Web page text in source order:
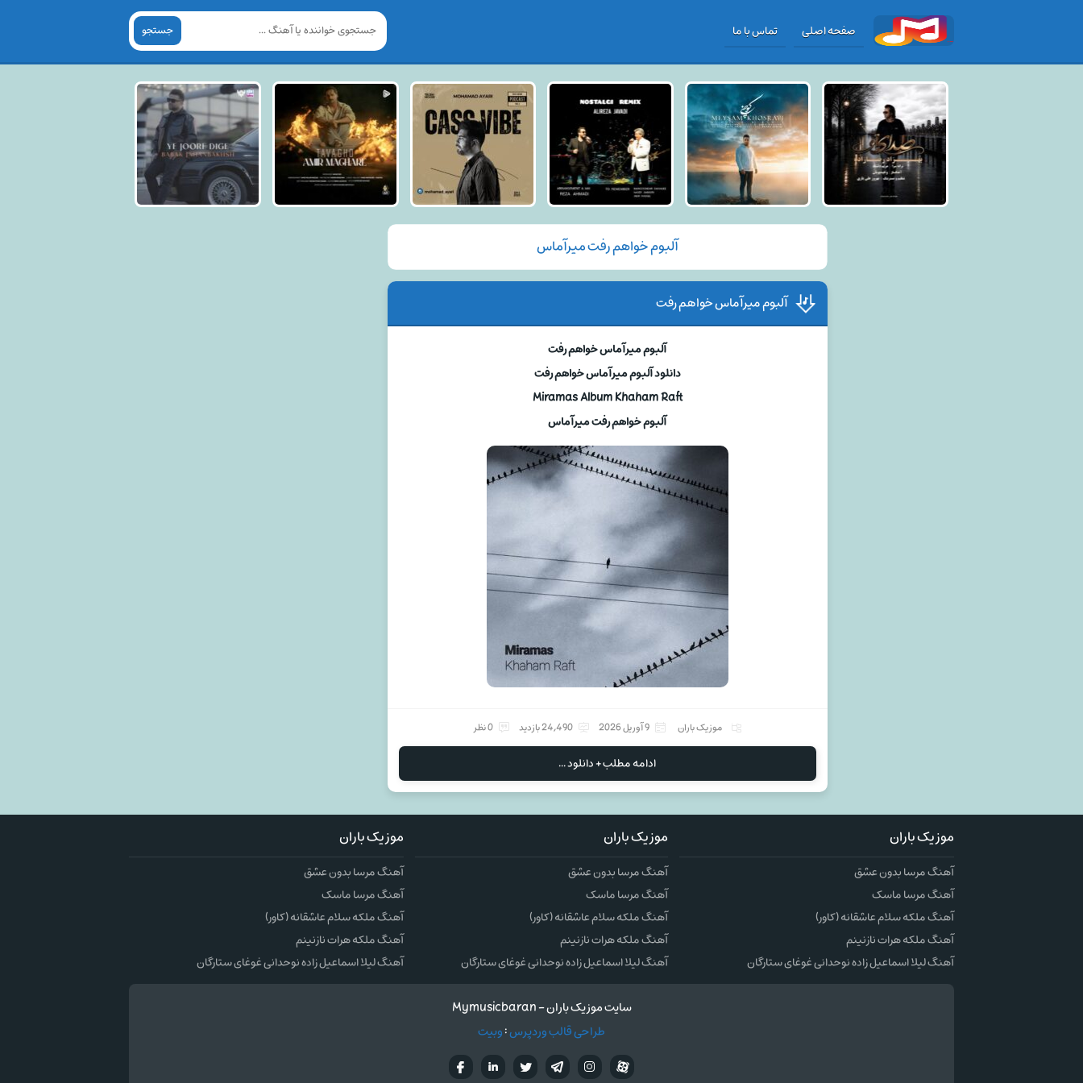
صفحه اصلی تماس با ما جستجو
آلبوم خواهم رفت میرآماس
آلبوم میرآماس خواهم رفت
آلبوم میرآماس خواهم رفت
دانلود آلبوم میرآماس خواهم رفت
Miramas Album Khaham Raft
آلبوم خواهم رفت میرآماس
موزیک باران 9 آوریل 2026 24,490 بازدید 0 نظر
ادامه مطلب + دانلود ...
موزیک باران
آهنگ مرسا بدون عشق
آهنگ مرسا ماسک
آهنگ ملکه سلام عاشقانه (کاور)
آهنگ ملکه هرات نازنینم
آهنگ لیلا اسماعیل زاده نوحدانی غوغای ستارگان
موزیک باران
آهنگ مرسا بدون عشق
آهنگ مرسا ماسک
آهنگ ملکه سلام عاشقانه (کاور)
آهنگ ملکه هرات نازنینم
آهنگ لیلا اسماعیل زاده نوحدانی غوغای ستارگان
موزیک باران
آهنگ مرسا بدون عشق
آهنگ مرسا ماسک
آهنگ ملکه سلام عاشقانه (کاور)
آهنگ ملکه هرات نازنینم
آهنگ لیلا اسماعیل زاده نوحدانی غوغای ستارگان
سایت موزیک باران - Mymusicbaran
طراحی قالب وردپرس:وبیت
تويترتلگرام
اینستاگرام آپارات